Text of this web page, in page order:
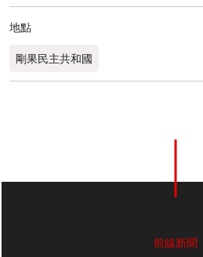
地點
剛果民主共和國
前線新聞